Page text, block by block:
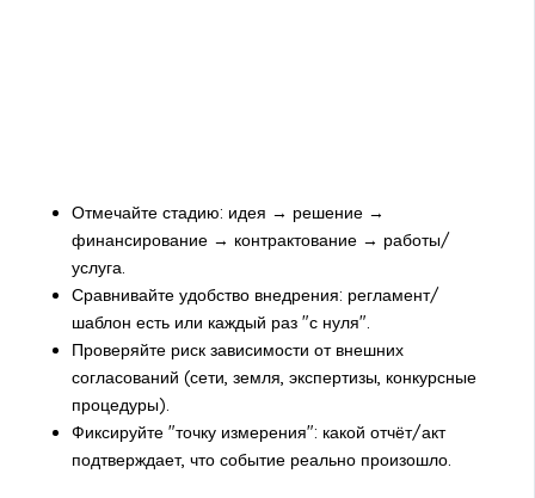
Отмечайте стадию: идея → решение →
финансирование → контрактование → работы/
услуга.
Сравнивайте удобство внедрения: регламент/
шаблон есть или каждый раз "с нуля".
Проверяйте риск зависимости от внешних
согласований (сети, земля, экспертизы, конкурсные
процедуры).
Фиксируйте "точку измерения": какой отчёт/акт
подтверждает, что событие реально произошло.